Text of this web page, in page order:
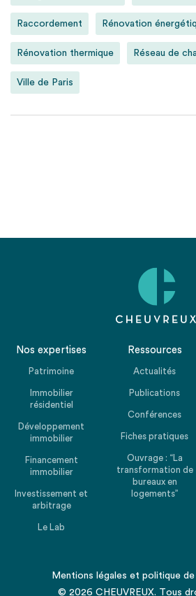
Raccordement Rénovation
Rénovation thermique Réseau de
Ville de Paris
Nos expertises
Patrimoine
Immobilier
résidentiel
Développement
immobilier
Financement
immobilier
Investissement et
arbitrage
Le Lab
Ressources
Actualités
Publications
Conférences
Fiches pratiques
Ouvrage : “La
transformation de
bureaux en
logements”
Mentions légales et politique
© 2026 CHEUVREUX. Tous